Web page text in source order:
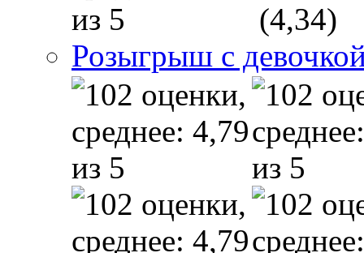
(4,34)
Розыгрыш с